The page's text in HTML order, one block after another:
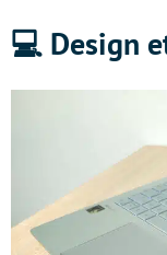
💻 Design